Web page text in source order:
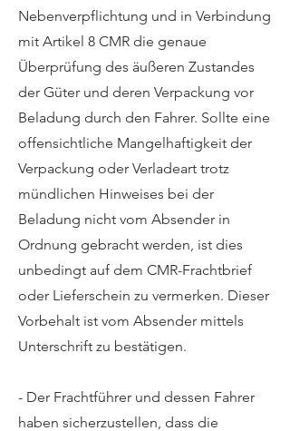
Nebenverpflichtung und in Verbindung
mit Artikel 8 CMR die genaue
Überprüfung des äußeren Zustandes
der Güter und deren Verpackung vor
Beladung durch den Fahrer. Sollte eine
offensichtliche Mangelhaftigkeit der
Verpackung oder Verladeart trotz
mündlichen Hinweises bei der
Beladung nicht vom Absender in
Ordnung gebracht werden, ist dies
unbedingt auf dem CMR-Frachtbrief
oder Lieferschein zu vermerken. Dieser
Vorbehalt ist vom Absender mittels
Unterschrift zu bestätigen.
- Der Frachtführer und dessen Fahrer
haben sicherzustellen, dass die